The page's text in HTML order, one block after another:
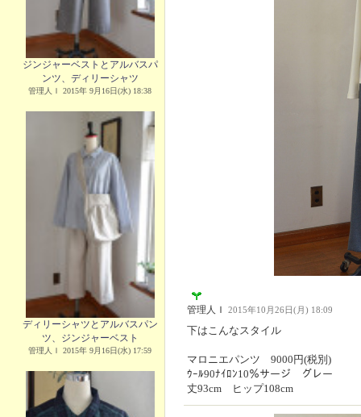
ジンジャーベストとアルバスパ
ンツ、ディリーシャツ
管理人Ｉ 2015年 9月16日(水) 18:38
ディリーシャツとアルバスパン
ツ、ジンジャーベスト
管理人Ｉ 2015年 9月16日(水) 17:59
管理人Ｉ 2015年10月26日(月) 18:09
下はこんなスタイル
マロニエパンツ 9000円(税別)
ｳｰﾙ90ﾅｲﾛﾝ10％サージ グレー
丈93cm ヒップ108cm